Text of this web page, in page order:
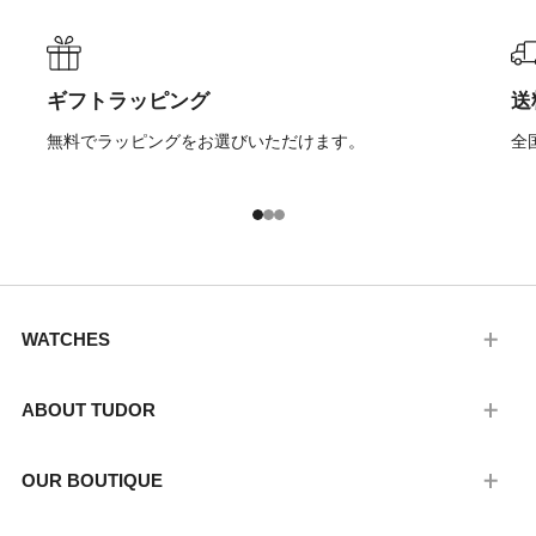
ギフトラッピング
無料でラッピングをお選びいただけます。
送
全
WATCHES
ABOUT TUDOR
OUR BOUTIQUE